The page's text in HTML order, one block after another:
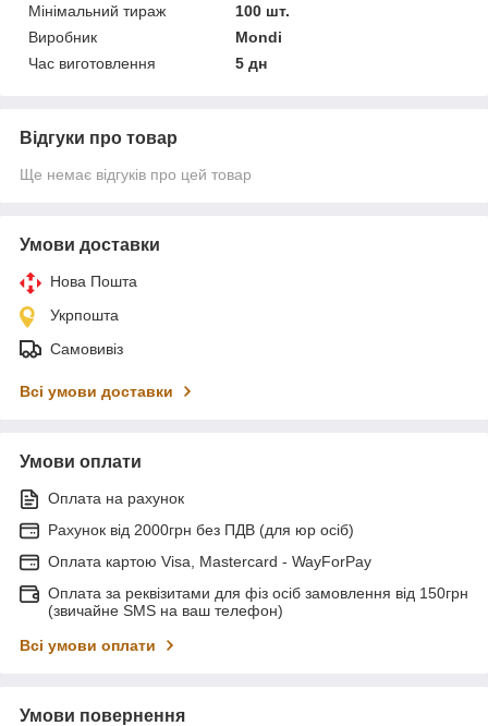
Мінімальний тираж
100 шт.
Виробник
Mondi
Час виготовлення
5 дн
Відгуки про товар
Ще немає відгуків про цей товар
Умови доставки
Нова Пошта
Укрпошта
Самовивіз
Всі умови доставки
Умови оплати
Оплата на рахунок
Рахунок від 2000грн без ПДВ (для юр осіб)
Оплата картою Visa, Mastercard - WayForPay
Оплата за реквізитами для фіз осіб замовлення від 150грн
(звичайне SMS на ваш телефон)
Всі умови оплати
Умови повернення